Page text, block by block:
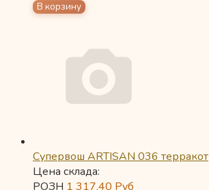
Супервош ARTISAN 036 терракот
Цена склада:
РОЗН 1 317,40 Руб